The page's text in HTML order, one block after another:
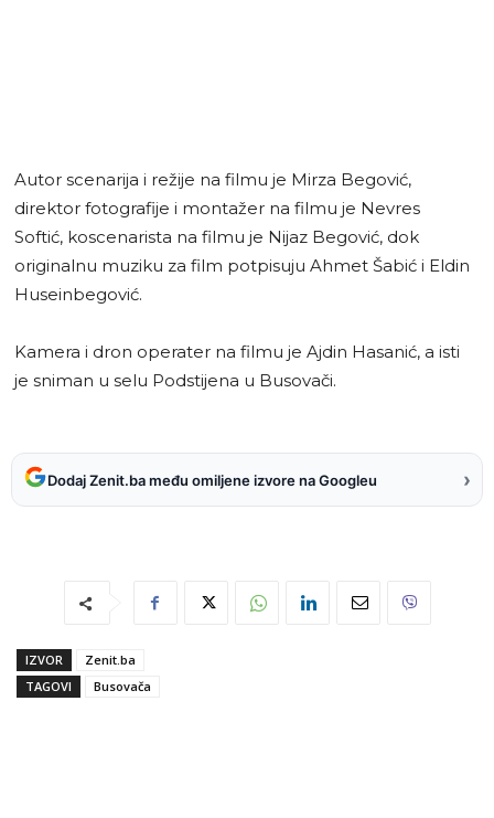
Autor scenarija i režije na filmu je Mirza Begović,
direktor fotografije i montažer na filmu je Nevres
Softić, koscenarista na filmu je Nijaz Begović, dok
originalnu muziku za film potpisuju Ahmet Šabić i Eldin
Huseinbegović.
Kamera i dron operater na filmu je Ajdin Hasanić, a isti
je sniman u selu Podstijena u Busovači.
Dodaj Zenit.ba među omiljene izvore na Googleu ›
IZVOR
Zenit.ba
TAGOVI
Busovača